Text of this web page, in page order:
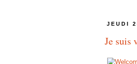
JEUDI
Je suis